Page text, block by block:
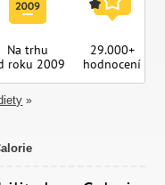
Na trhu
roku 2009
29.000+
hodnocení
»